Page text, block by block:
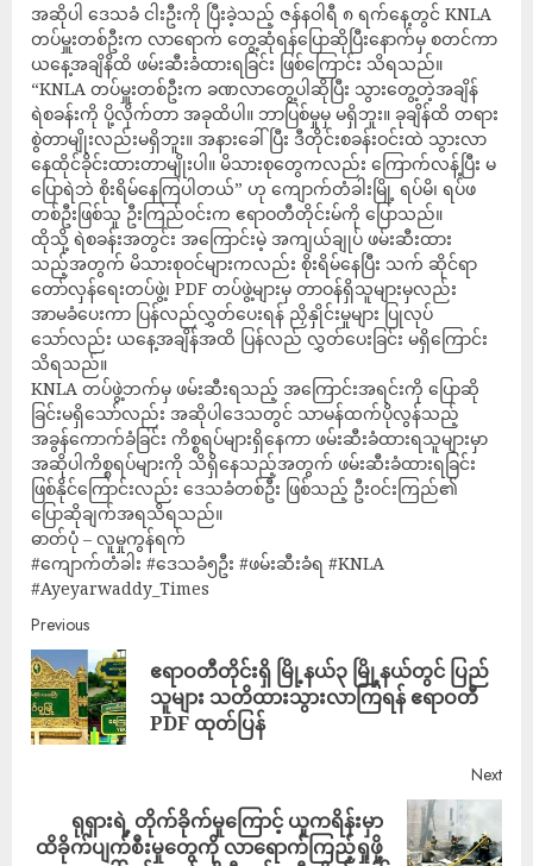
အဆိုပါ ဒေသခံ ငါးဦးကို ပြီးခဲ့သည့် ဇန်နဝါရီ ၈ ရက်နေ့တွင် KNLA
တပ်မှူးတစ်ဦးက လာရောက် တွေ့ဆုံရန်ပြောဆိုပြီးနောက်မှ စတင်ကာ
ယနေ့အချိနိထိ ဖမ်းဆီးခံထားရခြင်း ဖြစ်ကြောင်း သိရသည်။
“KNLA တပ်မှူးတစ်ဦးက ခဏလာတွေ့ပါဆိုပြီး သွားတွေ့တဲ့အချိန်
ရဲစခန်းကို ပို့လိုက်တာ အခုထိပါ။ ဘာပြစ်မှုမှ မရှိဘူး။ ခုချိန်ထိ တရား
စွဲတာမျိုးလည်းမရှိဘူး။ အနားခေါ်ပြီး ဒီတိုင်းစခန်းဝင်းထဲ သွားလာ
နေထိုင်ခိုင်းထားတာမျိုးပါ။ မိသားစုတွေကလည်း ကြောက်လန့်ပြီး မ
ပြောရဲဘဲ စိုးရိမ်နေကြပါတယ်” ဟု ကျောက်တံခါးမြို့ ရပ်မိ၊ ရပ်ဖ
တစ်ဦးဖြစ်သူ ဦးကြည်ဝင်းက ဧရာဝတီတိုင်းမ်ကို ပြောသည်။
ထိုသို့ ရဲစခန်းအတွင်း အကြောင်းမဲ့ အကျယ်ချုပ် ဖမ်းဆီးထား
သည့်အတွက် မိသားစုဝင်များကလည်း စိုးရိမ်နေပြီး သက် ဆိုင်ရာ
တော်လှန်ရေးတပ်ဖွဲ့၊ PDF တပ်ဖွဲ့များမှ တာဝန်ရှိသူများမှလည်း
အာမခံပေးကာ ပြန်လည်လွှတ်ပေးရန် ညှိနှိုင်းမှုများ ပြုလုပ်
သော်လည်း ယနေ့အချိန်အထိ ပြန်လည် လွှတ်ပေးခြင်း မရှိကြောင်း
သိရသည်။
KNLA တပ်ဖွဲ့ဘက်မှ ဖမ်းဆီးရသည့် အကြောင်းအရင်းကို ပြောဆို
ခြင်းမရှိသော်လည်း အဆိုပါဒေသတွင် သာမန်ထက်ပိုလွန်သည့်
အခွန်ကောက်ခံခြင်း ကိစ္စရပ်များရှိနေကာ ဖမ်းဆီးခံထားရသူများမှာ
အဆိုပါကိစ္စရပ်များကို သိရှိနေသည့်အတွက် ဖမ်းဆီးခံထားရခြင်း
ဖြစ်နိုင်ကြောင်းလည်း ဒေသခံတစ်ဦး ဖြစ်သည့် ဦးဝင်းကြည်၏
ပြောဆိုချက်အရသိရသည်။
ဓာတ်ပုံ – လူမှုကွန်ရက်
#ကျောက်တံခါး #ဒေသခံ၅ဦး #ဖမ်းဆီးခံရ #KNLA
#Ayeyarwaddy_Times
Previous
ဧရာဝတီတိုင်းရှိ မြို့နယ်၃ မြို့နယ်တွင် ပြည်
သူများ သတိထားသွားလာကြရန် ဧရာဝတီ
PDF ထုတ်ပြန်
Next
ရုရှားရဲ့ တိုက်ခိုက်မှုကြောင့် ယူကရိန်းမှာ
ထိခိုက်ပျက်စီးမှုတွေကို လာရောက်ကြည့်ရှုဖို့